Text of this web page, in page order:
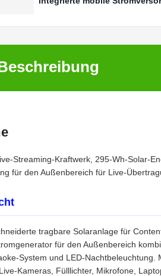
Streaming-Kraftwerk, 295-Wh-Solar-
für den Außenbereich für Live-
tragbare Solaranlage für
für den Außenbereich
System und LED-
Kameras, Fülllichter, Mikrofone,